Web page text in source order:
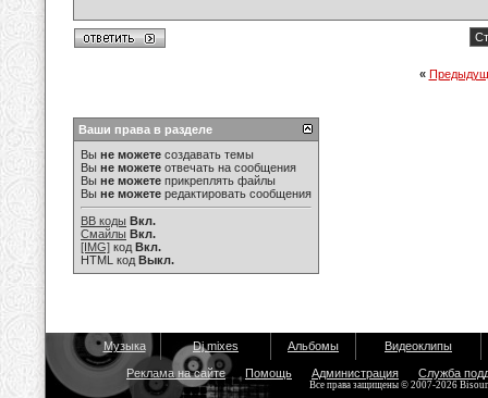
«
Ваши права в разделе
Вы не можете создавать темы
Вы не можете отвечать на сообщения
Вы не можете прикреплять файлы
Вы не можете редактировать сообщения
BB коды Вкл.
Смайлы Вкл.
[IMG] код Вкл.
HTML код Выкл.
Музыка Dj mixes Альбомы Видеоклипы
Реклама на сайте Помощь Администрация Служба
Все права защищены © 2007-2026